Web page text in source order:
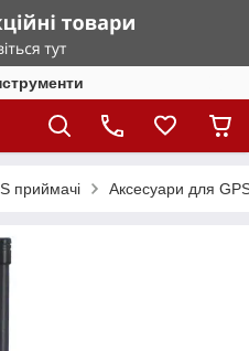
приймачі Аксесуари для